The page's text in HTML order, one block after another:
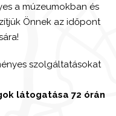
a múzeumokban és
Önnek az időpont
szolgáltatásokat
látogatása 72 órán